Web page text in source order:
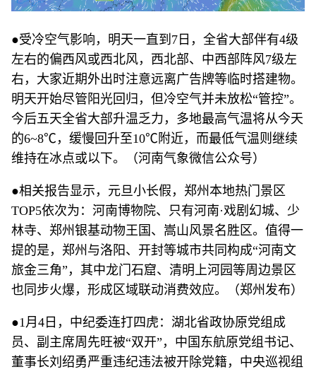
●受冷空气影响，明天一直到7日，全省大部伴有4级
左右的偏西风或西北风，西北部、中西部阵风7级左
右，大家近期外出时注意远离广告牌等临时搭建物。
明天开始尽管阳光回归，但冷空气并未放松“管控”。
今后五天全省大部升温乏力，多地最高气温将从今天
的6~8℃，缓慢回升至10℃附近，而最低气温则继续
维持在冰点或以下。（河南气象微信公众号）
●相关报告显示，元旦小长假，郑州本地热门景区
TOP5依次为：河南博物院、只有河南·戏剧幻城、少
林寺、郑州银基动物王国、嵩山风景名胜区。值得一
提的是，郑州与洛阳、开封等城市共同构成“河南文
旅金三角”，其中龙门石窟、清明上河园等周边景区
也同步火爆，形成区域联动消费效应。（郑州发布）
●1月4日，中纪委连打四虎：湖北省政协原党组成
员、副主席周先旺被“双开”，中国东航原党组书记、
董事长刘绍勇严重违纪违法被开除党籍，中央巡视组